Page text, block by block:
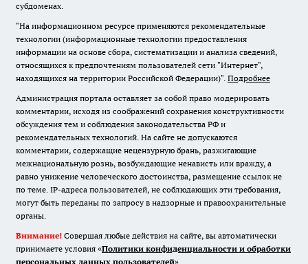
субдоменах.
"На информационном ресурсе применяются рекомендательные
технологии (информационные технологии предоставления
информации на основе сбора, систематизации и анализа сведений,
относящихся к предпочтениям пользователей сети "Интернет",
находящихся на территории Российской Федерации)". Подробнее
Администрация портала оставляет за собой право модерировать
комментарии, исходя из соображений сохранения конструктивности
обсуждения тем и соблюдения законодательства РФ и
рекомендательных технологий. На сайте не допускаются
комментарии, содержащие нецензурную брань, разжигающие
межнациональную рознь, возбуждающие ненависть или вражду, а
равно унижение человеческого достоинства, размещение ссылок не
по теме. IP-адреса пользователей, не соблюдающих эти требования,
могут быть переданы по запросу в надзорные и правоохранительные
органы.
Внимание! Совершая любые действия на сайте, вы автоматически
принимаете условия «Политики конфиденциальности и обработки
персональных данных пользователей»